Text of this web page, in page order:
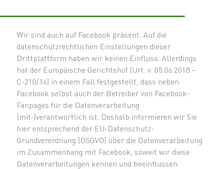
Wir sind auch auf Facebook präsent. Auf die
datenschutzrechtlichen Einstellungen dieser
Drittplattform haben wir keinen Einfluss. Allerdings
hat der Europäische Gerichtshof (Urt. v. 05.06.2018 –
C-210/16) in einem Fall festgestellt, dass neben
Facebook selbst auch der Betreiber von Facebook-
Fanpages für die Datenverarbeitung
(mit-)verantwortlich ist. Deshalb informieren wir Sie
hier entsprechend der EU-Datenschutz-
Grundverordnung (DSGVO) über die Datenverarbeitung
im Zusammenhang mit Facebook, soweit wir diese
Datenverarbeitungen kennen und beeinflussen